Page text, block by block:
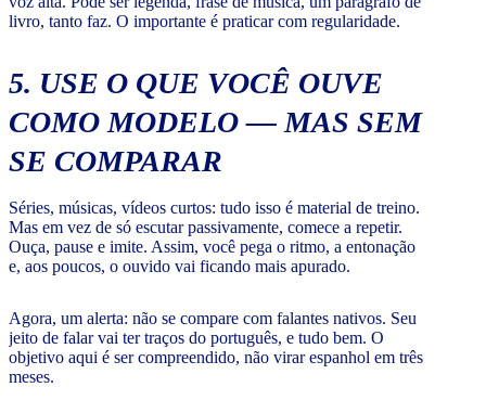
livro, tanto faz. O importante é praticar com regularidade.
5. USE O QUE VOCÊ OUVE
COMO MODELO — MAS SEM
SE COMPARAR
Séries, músicas, vídeos curtos: tudo isso é material de treino.
Mas em vez de só escutar passivamente, comece a repetir.
Ouça, pause e imite. Assim, você pega o ritmo, a entonação
e, aos poucos, o ouvido vai ficando mais apurado.
Agora, um alerta: não se compare com falantes nativos. Seu
jeito de falar vai ter traços do português, e tudo bem. O
objetivo aqui é ser compreendido, não virar espanhol em três
meses.